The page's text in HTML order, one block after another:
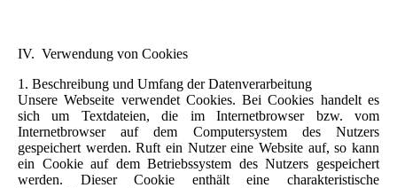
IV. Verwendung von Cookies
1. Beschreibung und Umfang der Datenverarbeitung
Unsere Webseite verwendet Cookies. Bei Cookies handelt es
sich um Textdateien, die im Internetbrowser bzw. vom
Internetbrowser auf dem Computersystem des Nutzers
gespeichert werden. Ruft ein Nutzer eine Website auf, so kann
ein Cookie auf dem Betriebssystem des Nutzers gespeichert
werden. Dieser Cookie enthält eine charakteristische